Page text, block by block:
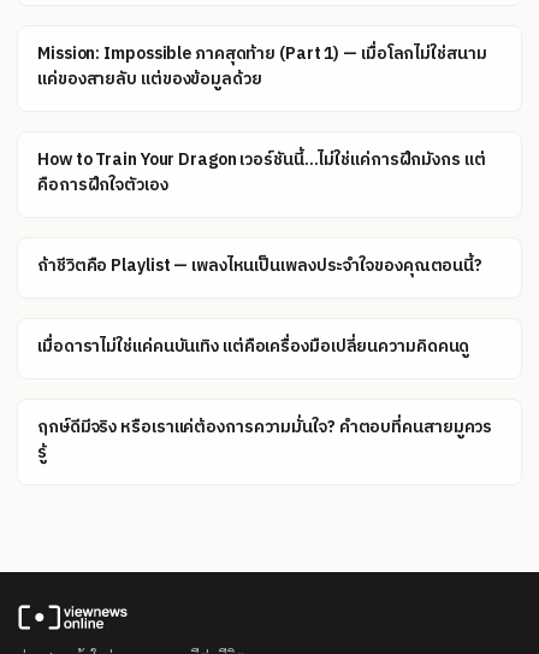
Mission: Impossible ภาคสุดท้าย (Part 1) — เมื่อโลกไม่ใช่สนาม
แค่ของสายลับ แต่ของข้อมูลด้วย
How to Train Your Dragon เวอร์ชันนี้...ไม่ใช่แค่การฝึกมังกร แต่
คือการฝึกใจตัวเอง
ถ้าชีวิตคือ Playlist — เพลงไหนเป็นเพลงประจำใจของคุณตอนนี้?
เมื่อดาราไม่ใช่แค่คนบันเทิง แต่คือเครื่องมือเปลี่ยนความคิดคนดู
ฤกษ์ดีมีจริง หรือเราแค่ต้องการความมั่นใจ? คำตอบที่คนสายมูควร
รู้